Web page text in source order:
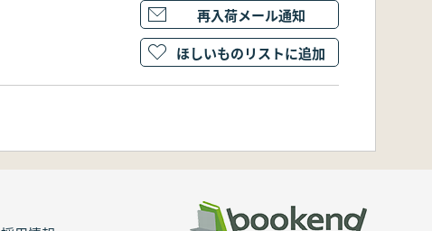
再入荷メール通知
ほしいものリストに追加